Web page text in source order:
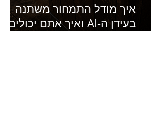
איך מודל התמחור משתנה
בעידן ה-AI ואיך אתם יכולים